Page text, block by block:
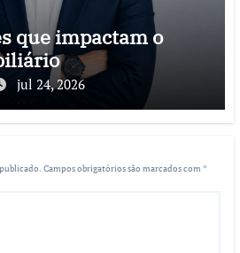
que impactam o
jul 24, 2026
Campos obrigatórios são marcados com *